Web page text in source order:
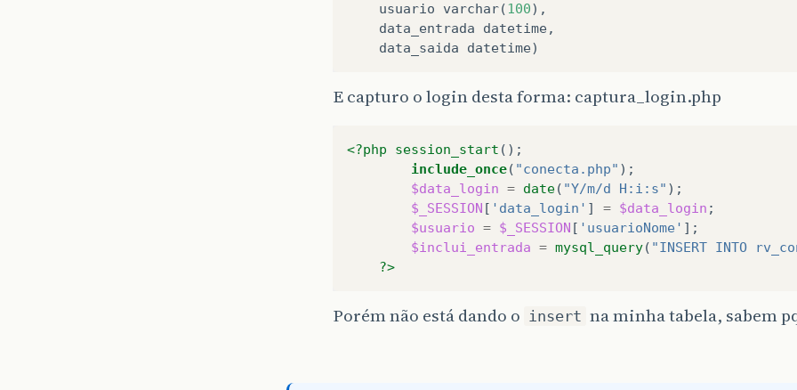
usuario
varchar(100),
data_entrada
datetime,
data_saida
datetime)
E capturo o login desta forma: captura_login.php
<?php session_start ();
include_once( "conecta.php" );
$data_login = date( "Y/m/d H:i:s" );
$_SESSION [ 'data_login' ] = $data_login ;
$usuario = $_SESSION [ 'usuarioNome' ];
$inclui_entrada = mysql_query( "INSERT INTO
?>
Porém não está dando o insert na minha tabela, sabem